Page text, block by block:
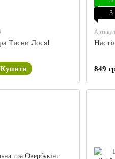
Тисни Лося!
Купити
3
849